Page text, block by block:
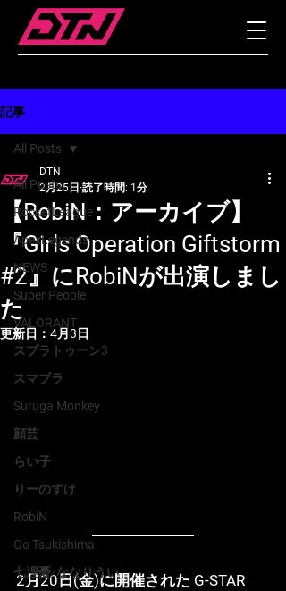
記事
All Posts
RocketLeague
ApexLegends
NEWS
Super People
VALORANT
スプラトゥーン3
スマブラ
Suruga Monkey
顔芸
らい子
りーのすけ
RobiN
Go Tsukishima
七浬憂/ななりうい
All Posts
【RobiN：アーカイブ】
『Girls Operation Giftstorm
#2』にRobiNが出演しまし
た
DTN
2月25日 読了時間: 1分
更新日： 4月3日
2月20日(金)に開催された G-STAR